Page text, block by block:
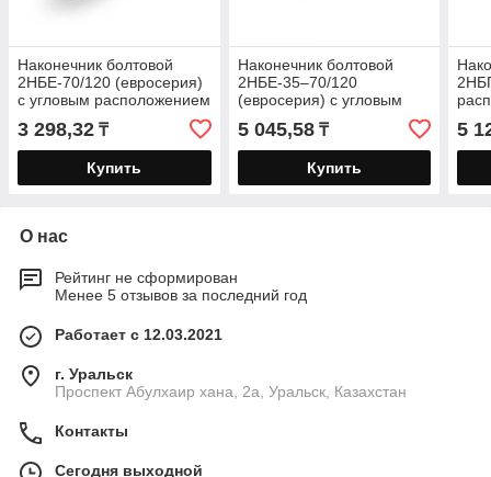
Наконечник болтовой
2НБЕ-70/120 (евросерия)
с угловым расположением
3 298,32 ₸
Купить
Наконечник болтовой
2НБЕ-35–70/120
(евросерия) с угловым
расположением болтов
луженый
5 045,58₸
Купить
из
5
О нас
Рейтинг не сформирован
Менее 5 отзывов за последний год
Работает с 12.03.2021
г. Уральск
Проспект Абулхаир хана, 2а, Уральск, Казахстан
Контакты
Сегодня выходной